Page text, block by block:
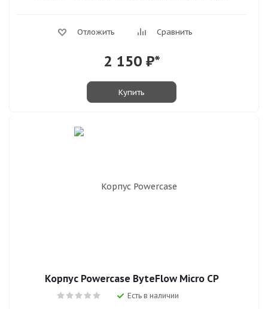
Отложить Сравнить
2 150₽*
Купить
Корпус Powercase ByteFlow Micro CP
Есть в наличии